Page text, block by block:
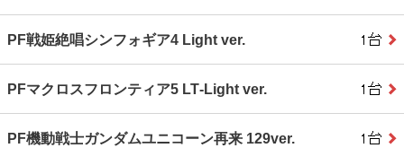
PF戦姫絶唱シンフォギア4 Light ver.
PFマクロスフロンティア5 LT‐Light ver.
PF機動戦士ガンダムユニコーン再来 129ver.